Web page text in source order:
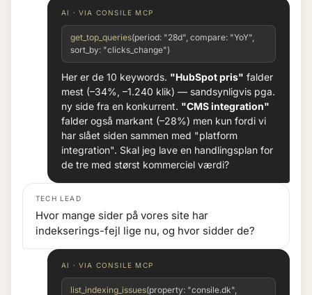
AI · VIA CONSILE MCP
get_top_queries(period: "28d", compare: "YoY",
sort_by: "clicks_change")
Her er de 10 keywords. "HubSpot pris" falder
mest (–34%, –1.240 klik) — sandsynligvis pga.
ny side fra en konkurrent. "CMS integration"
falder også markant (–28%) men kun fordi vi
har slået siden sammen med "platform
integration". Skal jeg lave en handlingsplan for
de tre med størst kommerciel værdi?
TECH LEAD
Hvor mange sider på vores site har
indekserings-fejl lige nu, og hvor sidder de?
AI · VIA CONSILE MCP
list_indexing_issues(property: "consile.dk",